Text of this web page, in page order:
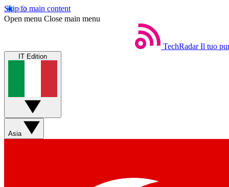
Skip to main content
Open menu Close main menu
TechRadar Il tuo
IT Edition
Asia